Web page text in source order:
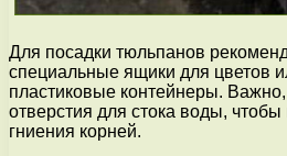
Для посадки тюльпанов
специальные ящики для цветов
пластиковые контейнеры.
отверстия для стока воды, чтобы
гниения корней.